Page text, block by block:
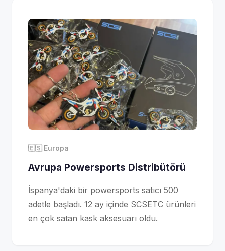
🇪🇸 Europa
Avrupa Powersports Distribütörü
İspanya'daki bir powersports satıcı 500
adetle başladı. 12 ay içinde SCSETC ürünleri
en çok satan kask aksesuarı oldu.